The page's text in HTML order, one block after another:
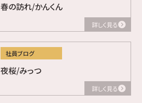
春の訪れ/かんくん
詳しく見る
社員ブログ
夜桜/みっつ
詳しく見る